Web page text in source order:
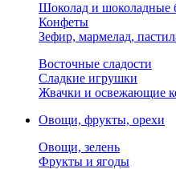
Шоколад и шоколадные
Конфеты
Зефир, мармелад,
Восточные сладости
Сладкие игрушки
Жвачки и освежающие
Овощи, фрукты, орехи
Овощи, зелень
Фрукты и ягоды